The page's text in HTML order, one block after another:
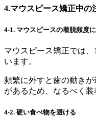
4.マウスピース矯正中の
4-1. マウスピースの着脱頻度
マウスピース矯正では
います。
頻繁に外すと歯の動き
があるため、なるべく装
4-2. 硬い食べ物を避ける